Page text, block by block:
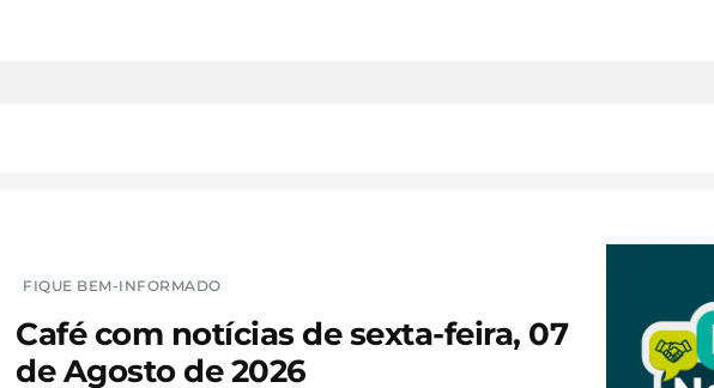
FIQUE BEM-INFORMADO
Café com notícias de sexta-feira, 07
de Agosto de 2026